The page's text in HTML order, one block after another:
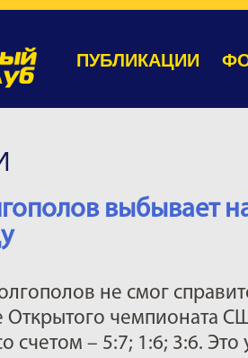
ПУБЛИКАЦИИ
выбывает
не смог
Открытого чемпионата
счетом – 5:7; 1:6; 3:6.